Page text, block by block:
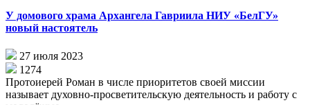
У домового храма Архангела Гавриила НИУ «БелГУ»
новый настоятель
27 июля 2023
1274
Протоиерей Роман в числе приоритетов своей миссии
называет духовно-просветительскую деятельность и работу с